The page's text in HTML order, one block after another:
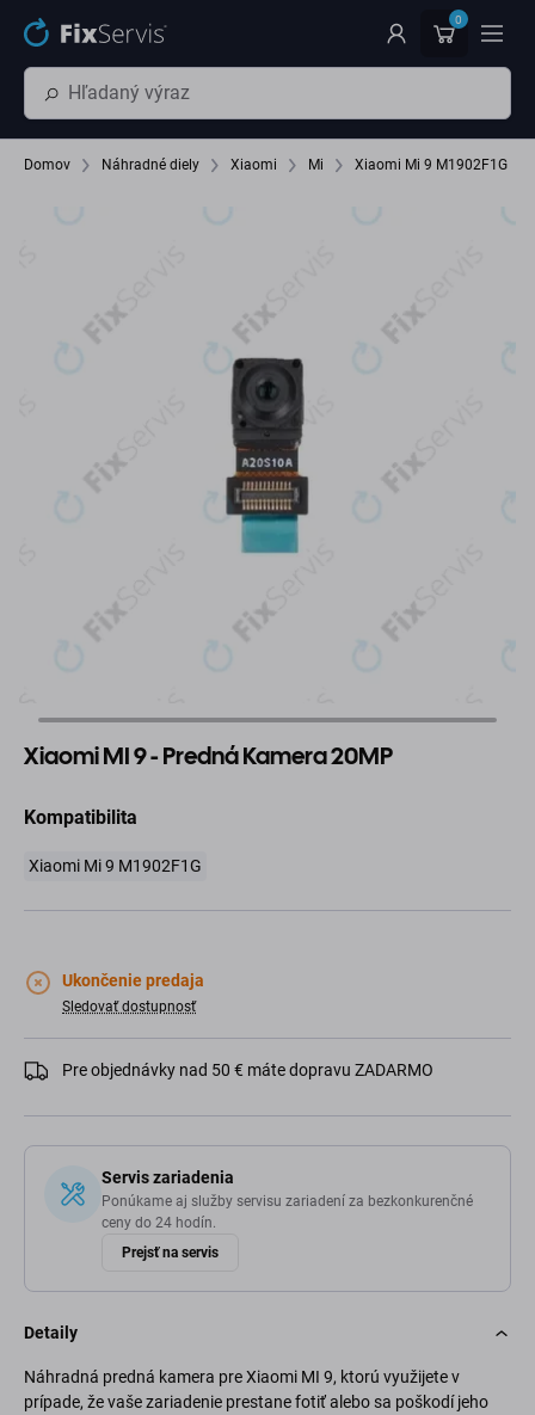
Preskočiť na hlavný obsah 0
Domov Náhradné diely Xiaomi Mi Xiaomi Mi 9 M1902F1G
Xiaomi MI 9 - Predná Kamera 20MP
Kompatibilita
Xiaomi Mi 9 M1902F1G
Ukončenie predaja
Sledovať dostupnosť
Pre objednávky nad 50 € máte dopravu ZADARMO
Servis zariadenia
Ponúkame aj služby servisu zariadení za bezkonkurenčné
ceny do 24 hodín.
Prejsť na servis
Detaily
Náhradná predná kamera pre Xiaomi MI 9, ktorú využijete v
prípade, že vaše zariadenie prestane fotiť alebo sa poškodí jeho